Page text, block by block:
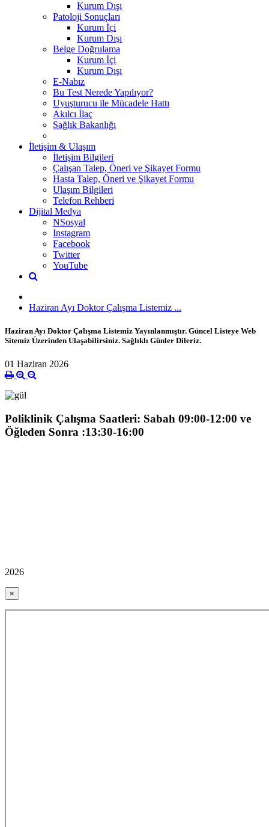
Kurum Dışı
Patoloji Sonuçları
Kurum İçi
Kurum Dışı
Belge Doğrulama
Kurum İçi
Kurum Dışı
E-Nabız
Bu Test Nerede Yapılıyor?
Uyuşturucu ile Mücadele Hattı
Akılcı İlaç
Sağlık Bakanlığı
İletişim & Ulaşım
İletişim Bilgileri
Çalışan Talep, Öneri ve Şikayet Formu
Hasta Talep, Öneri ve Şikayet Formu
Ulaşım Bilgileri
Telefon Rehberi
Dijital Medya
NSosyal
Instagram
Facebook
Twitter
YouTube
Haziran Ayı Doktor Çalışma Listemiz ...
Haziran Ayı Doktor Çalışma Listemiz Yayınlanmıştır. Güncel Listeye Web
Sitemiz Üzerinden Ulaşabilirsiniz. Sağlıklı Günler Dileriz.
01 Haziran 2026
Poliklinik Çalışma Saatleri: Sabah 09:00-12:00 ve
Öğleden Sonra :13:30-16:00
2026
×